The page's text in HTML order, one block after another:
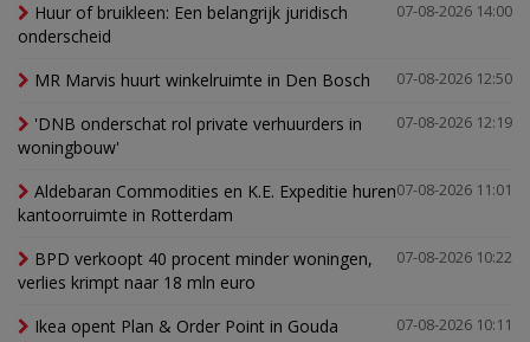
07-08-2026 14:00
Huur of bruikleen: Een belangrijk juridisch
onderscheid
07-08-2026 12:50
MR Marvis huurt winkelruimte in Den Bosch
07-08-2026 12:19
'DNB onderschat rol private verhuurders in
woningbouw'
07-08-2026 11:01
Aldebaran Commodities en K.E. Expeditie huren
kantoorruimte in Rotterdam
07-08-2026 10:22
BPD verkoopt 40 procent minder woningen,
verlies krimpt naar 18 mln euro
07-08-2026 10:11
Ikea opent Plan & Order Point in Gouda